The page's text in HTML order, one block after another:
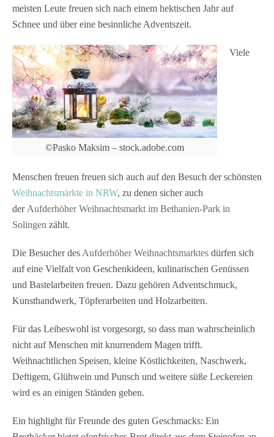
eine Vielfalt von Geschenkideen, kulinarischen
Genüssen und Bastelarbeiten freuen. Dazu gehören
und Holzarbeiten. Für das Leibeswohl ist
vorgesorgt, so dass man wahrscheinlich nicht auf
Menschen mit knurrendem Magen trifft.
Weihnachtlichen Speisen, kleine Köstlichkeiten,
Naschwerk, Deftigem, Glühwein und Punsch und
weitere süße Leckereien wird es an einigen Ständen
geben. Ein highlight für Freunde des guten
Weihnachtsmarkt im Bethanien-Park wird getragen
des Diakonischen Werkes Bethanien und der Freien
evangelischen Gemeinde Solingen Aufderhöhe
[rule type="basic"] Anzeige Termine und
Öffnungszeiten Aufderhöher Weihnachtsmarkt in
Solingen 2025 06. -…
meisten Leute freuen sich nach einem hektischen Jahr auf
Schnee und über eine besinnliche Adventszeit.
©Pasko Maksim – stock.adobe.com
Viele
Menschen freuen freuen sich auch auf den Besuch der schönsten
Weihnachtsmärkte in NRW, zu denen sicher auch
der Aufderhöher Weihnachtsmarkt im Bethanien-Park in
Solingen zählt.
Die Besucher des Aufderhöher Weihnachtsmarktes dürfen sich
auf eine Vielfalt von Geschenkideen, kulinarischen Genüssen
und Bastelarbeiten freuen. Dazu gehören Adventschmuck,
Kunsthandwerk, Töpferarbeiten und Holzarbeiten.
Für das Leibeswohl ist vorgesorgt, so dass man wahrscheinlich
nicht auf Menschen mit knurrendem Magen trifft.
Weihnachtlichen Speisen, kleine Köstlichkeiten, Naschwerk,
Deftigem, Glühwein und Punsch und weitere süße Leckereien
wird es an einigen Ständen geben.
Ein highlight für Freunde des guten Geschmacks: Ein